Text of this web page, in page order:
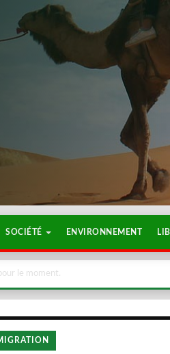
SOCIÉTÉ ENVIRONNEMENT
le moment.